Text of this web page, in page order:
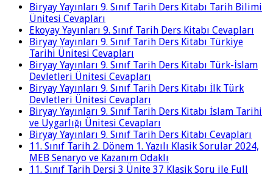
Biryay Yayınları 9. Sınıf Tarih Ders Kitabı Tarih Bilimi
Ünitesi Cevapları
Ekoyay Yayınları 9. Sınıf Tarih Ders Kitabı Cevapları
Biryay Yayınları 9. Sınıf Tarih Ders Kitabı Türkiye
Tarihi Ünitesi Cevapları
Biryay Yayınları 9. Sınıf Tarih Ders Kitabı Türk-İslam
Devletleri Ünitesi Cevapları
Biryay Yayınları 9. Sınıf Tarih Ders Kitabı İlk Türk
Devletleri Ünitesi Cevapları
Biryay Yayınları 9. Sınıf Tarih Ders Kitabı İslam Tarihi
ve Uygarlığı Ünitesi Cevapları
Biryay Yayınları 9. Sınıf Tarih Ders Kitabı Cevapları
11. Sınıf Tarih 2. Dönem 1. Yazılı Klasik Sorular 2024,
MEB Senaryo ve Kazanım Odaklı
11. Sınıf Tarih Dersi 3 Ünite 37 Klasik Soru ile Full